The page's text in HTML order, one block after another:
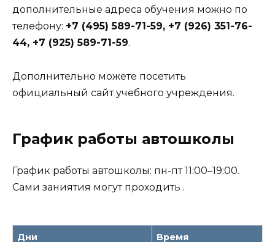
дополнительные адреса обучения можно по
телефону: +7 (495) 589-71-59, +7 (926) 351-76-
44, +7 (925) 589-71-59.
Дополнительно можете посетить
официальный сайт учебного учреждения.
График работы автошколы
График работы автошколы: пн-пт 11:00–19:00.
Сами заниятия могут проходить .
Дни Время